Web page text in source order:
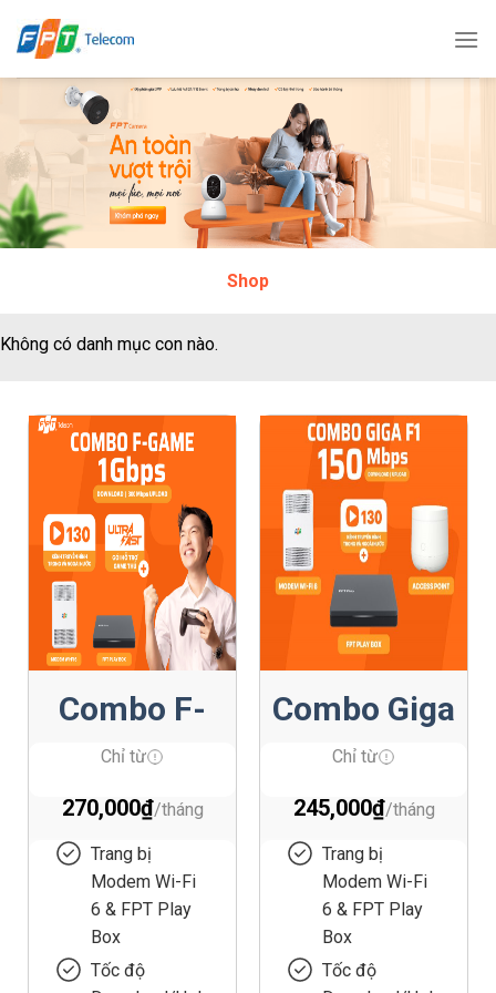
qua
Shop
Không có danh mục con nào.
Combo F-
Game
Chỉ từ
270,000₫
Trang bị
Modem Wi-Fi
6 & FPT Play
Box
Tốc độ
Combo Giga
F1
Chỉ từ
245,000₫
Trang bị
Modem Wi-Fi
6 & FPT Play
Box
Tốc độ